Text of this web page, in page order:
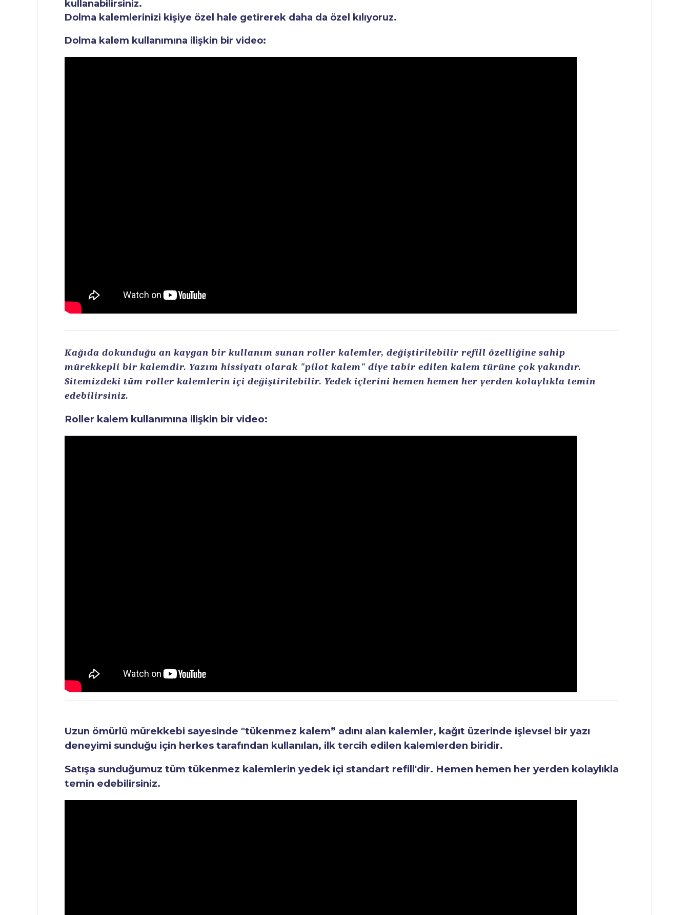
kullanabilirsiniz.
Dolma kalemlerinizi kişiye özel hale getirerek daha da özel kılıyoruz.
Dolma kalem kullanımına ilişkin bir video:
Kağıda dokunduğu an kaygan bir kullanım sunan roller kalemler, değiştirilebilir refill özelliğine sahip
mürekkepli bir kalemdir. Yazım hissiyatı olarak "pilot kalem" diye tabir edilen kalem türüne çok yakındır.
Sitemizdeki tüm roller kalemlerin içi değiştirilebilir. Yedek içlerini hemen hemen her yerden kolaylıkla temin
edebilirsiniz.
Roller kalem kullanımına ilişkin bir video:
Uzun ömürlü mürekkebi sayesinde "tükenmez kalem” adını alan kalemler, kağıt üzerinde işlevsel bir yazı
deneyimi sunduğu için herkes tarafından kullanılan, ilk tercih edilen kalemlerden biridir.
Satışa sunduğumuz tüm tükenmez kalemlerin yedek içi standart refill'dir. Hemen hemen her yerden kolaylıkla
temin edebilirsiniz.